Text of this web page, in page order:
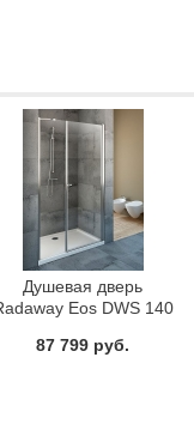
Душевая дверь
Eos DWS 140
87 799 руб.